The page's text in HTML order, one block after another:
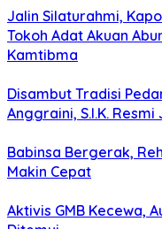
Jalin Silaturahmi,
Tokoh Adat Akuan
Kamtibma
Disambut Tradisi
Anggraini, S.I.K.
Babinsa Bergerak,
Makin Cepat
Aktivis GMB Kecewa,